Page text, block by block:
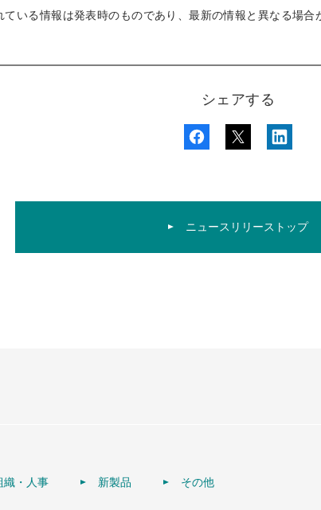
いる情報は発表時のものであり、最新の情報と異なる場合
シェアする
ニュースリリーストップ
織・人事 新製品 その他